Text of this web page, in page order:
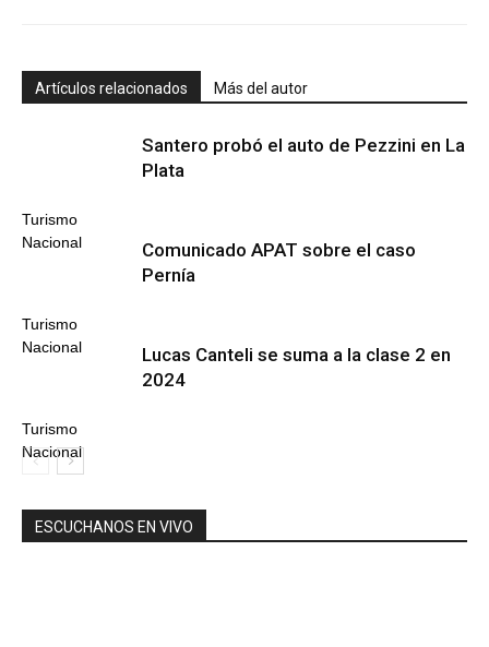
Artículos relacionados Más del autor
Turismo
Nacional
Santero probó el auto de Pezzini en La
Plata
Turismo
Nacional
Comunicado APAT sobre el caso
Pernía
Turismo
Nacional
Lucas Canteli se suma a la clase 2 en
2024
ESCUCHANOS EN VIVO